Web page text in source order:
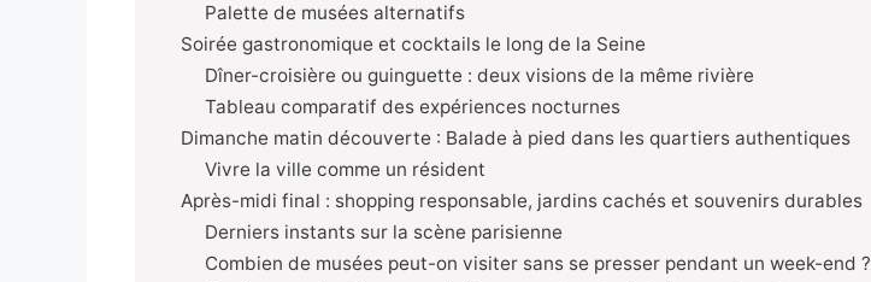
Palette de musées alternatifs
Soirée gastronomique et cocktails le long de la Seine
Dîner-croisière ou guinguette : deux visions de la même rivière
Tableau comparatif des expériences nocturnes
Dimanche matin découverte : Balade à pied dans les quartiers authentiques
Vivre la ville comme un résident
Après-midi final : shopping responsable, jardins cachés et souvenirs durables
Derniers instants sur la scène parisienne
Combien de musées peut-on visiter sans se presser pendant un week-end ?